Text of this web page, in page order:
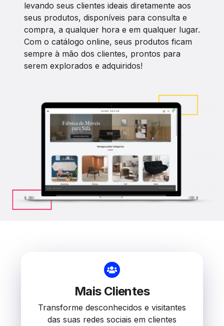
levando seus clientes ideais diretamente aos
seus produtos, disponíveis para consulta e
compra, a qualquer hora e em qualquer lugar.
Com o catálogo online, seus produtos ficam
sempre à mão dos clientes, prontos para
serem explorados e adquiridos!
Mais Clientes
Transforme desconhecidos e visitantes
das suas redes sociais em clientes